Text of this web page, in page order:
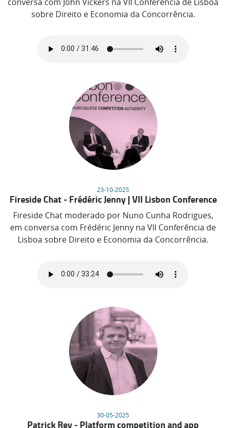
sobre Direito e Economia da Concorrência.
23-10-2025
Fireside Chat - Frédéric Jenny | VII Lisbon Conference
Fireside Chat moderado por Nuno Cunha Rodrigues,
em conversa com Frédéric Jenny na VII Conferência de
Lisboa sobre Direito e Economia da Concorrência.
30-05-2025
Patrick Rey - Platform competition and app